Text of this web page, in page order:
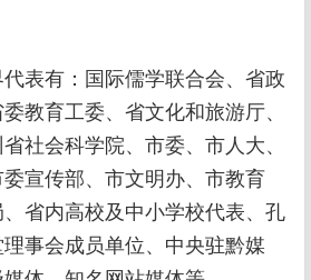
表有：国际儒学联合会、省政
教育工委、省文化和旅游厅、
社会科学院、市委、市人大、
宣传部、市文明办、市教育
省内高校及中小学校代表、孔
事会成员单位、中央驻黔媒